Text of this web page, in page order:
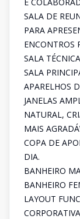
SALA DE
PARA
ENCONTROS
SALA
SALA
APARELHOS
JANELAS
NATURAL,
MAIS
COPA DE
DIA.
BANHEIRO
BANHEIRO
LAYOUT